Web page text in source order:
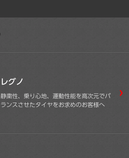
レグノ
静粛性、乗り心地、運動性能を高次元でバ
ランスさせたタイヤをお求めのお客様へ